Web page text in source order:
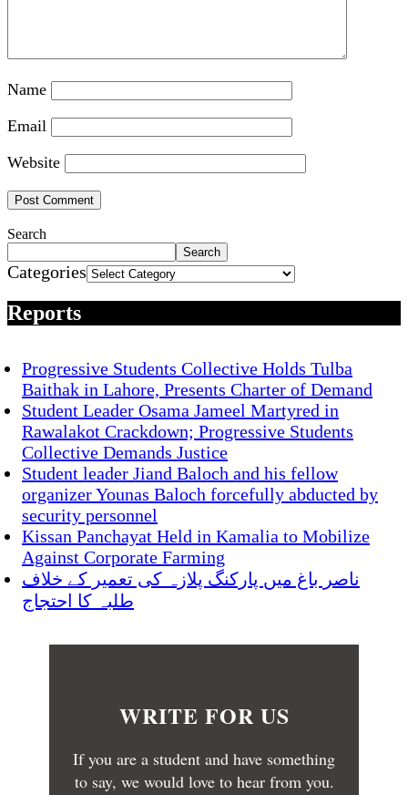
Name
Email
Website
Search
Search
Categories
Reports
Progressive Students Collective Holds Tulba
Baithak in Lahore, Presents Charter of Demand
Student Leader Osama Jameel Martyred in
Rawalakot Crackdown; Progressive Students
Collective Demands Justice
Student leader Jiand Baloch and his fellow
organizer Younas Baloch forcefully abducted by
security personnel
Kissan Panchayat Held in Kamalia to Mobilize
Against Corporate Farming
ناصر باغ میں پارکنگ پلازہ کی تعمیر کے خلاف
طلبہ کا احتجاج
WRITE FOR US
If you are a student and have something
to say, we would love to hear from you.